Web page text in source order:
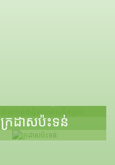
ក្រដាសប៉ះទន់